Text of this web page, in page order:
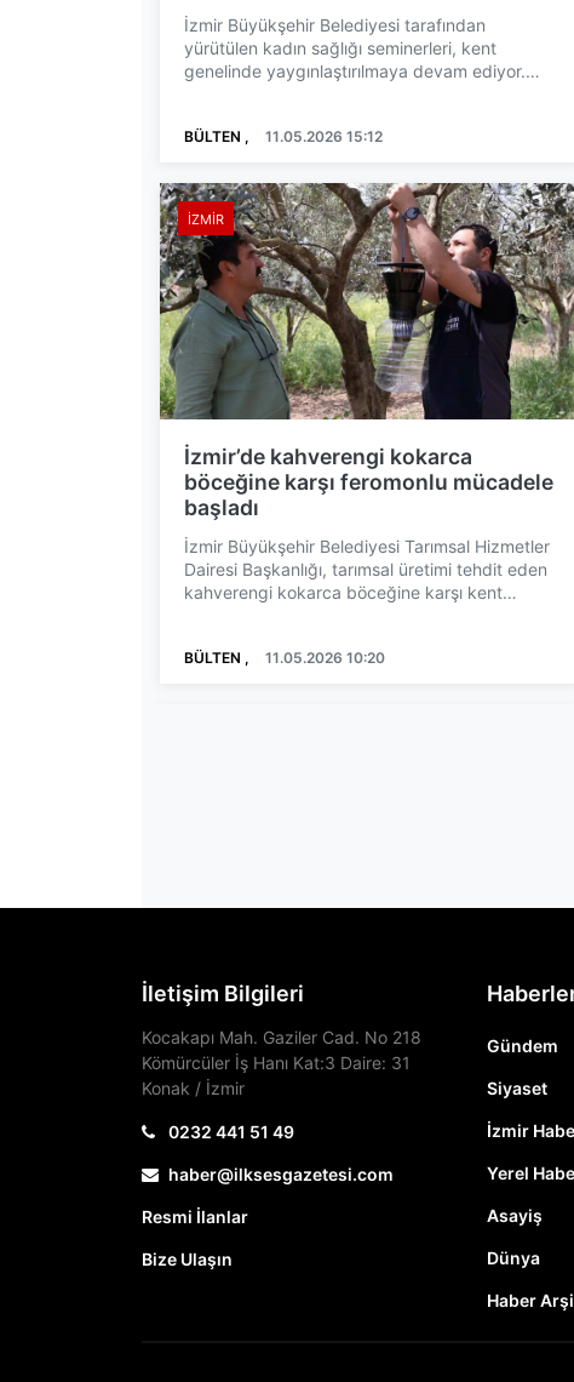
İzmir Büyükşehir Belediyesi tarafından
yürütülen kadın sağlığı seminerleri, kent
genelinde yaygınlaştırılmaya devam ediyor.
BÜLTEN , 11.05.2026 15:12
İZMIR
İzmir’de kahverengi kokarca
böceğine karşı feromonlu mücadele
başladı
İzmir Büyükşehir Belediyesi Tarımsal Hizmetler
Dairesi Başkanlığı, tarımsal üretimi tehdit eden
kahverengi kokarca böceğine karşı kent
BÜLTEN , 11.05.2026 10:20
İletişim Bilgileri
Kocakapı Mah. Gaziler Cad. No 218
Kömürcüler İş Hanı Kat:3 Daire: 31
Konak / İzmir
0232 441 51 49
haber@ilksesgazetesi.com
Resmi İlanlar
Bize Ulaşın
Gündem
Siyaset
İzmir
Yerel
Asayiş
Dünya
Haber